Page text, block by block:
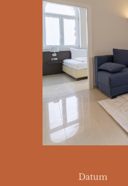
Datum